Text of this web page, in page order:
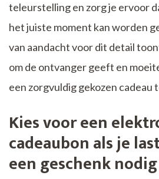
teleurstelling en zorg je ervoor
het juiste moment kan worden
van aandacht voor dit detail
om de ontvanger geeft en
een zorgvuldig gekozen cadeau
Kies voor een
cadeaubon als je
een geschenk